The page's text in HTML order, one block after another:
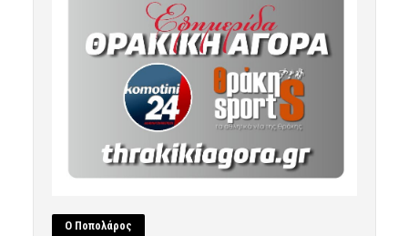
Ο Ποπολάρος